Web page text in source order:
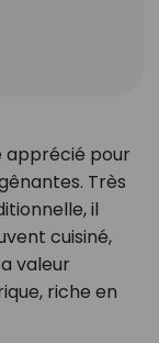
apprécié pour
Très
il
cuisiné,
valeur
riche en